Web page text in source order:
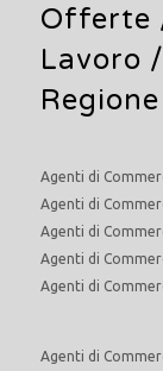
Offerte
Lavoro
Regione
Agenti di
Agenti di
Agenti di
Agenti di
Agenti di
Agenti di